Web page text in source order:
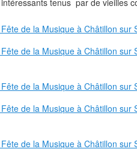
tenus par de vieilles